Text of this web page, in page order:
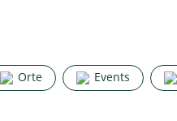
Orte Events
Orte Events